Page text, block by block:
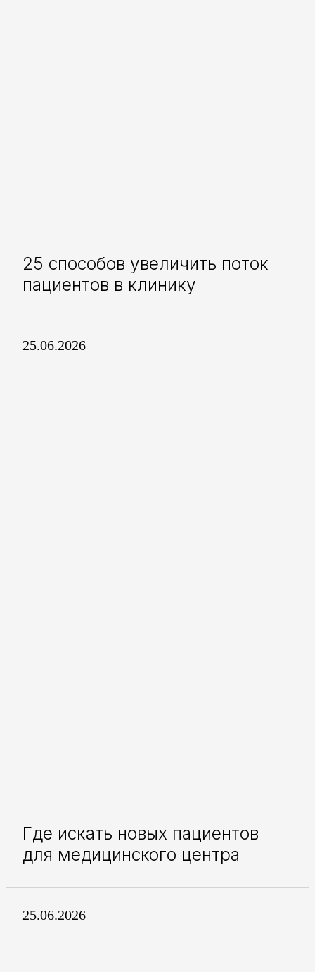
25 способов увеличить поток
пациентов в клинику
25.06.2026
Где искать новых пациентов
для медицинского центра
25.06.2026